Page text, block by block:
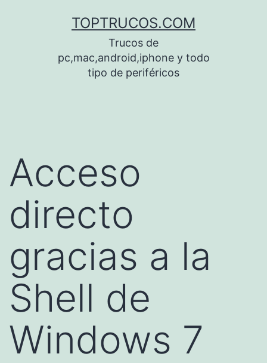
TOPTRUCOS.COM
Trucos de
pc,mac,android,iphone y todo
tipo de periféricos
Acceso
directo
gracias a la
Shell de
Windows 7